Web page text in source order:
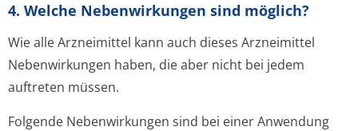
4. Welche Nebenwirkungen sind möglich?
Wie alle Arzneimittel kann auch dieses Arzneimittel
Nebenwirkungen haben, die aber nicht bei jedem
auftreten müssen.
Folgende Nebenwirkungen sind bei einer Anwendung